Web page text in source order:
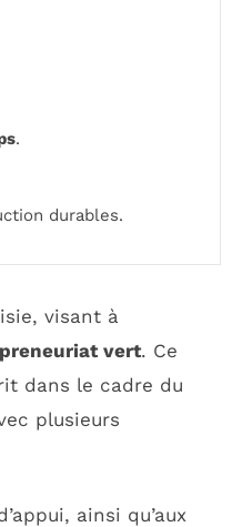
.
durables.
visant à
vert. Ce
dans le cadre du
plusieurs
ainsi qu’aux